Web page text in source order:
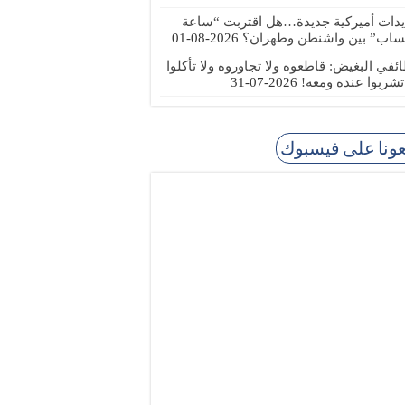
أميركية جديدة…هل اقتربت “ساعة
بين واشنطن وطهران؟ 2026-08-01
البغيض: قاطعوه ولا تجاوروه ولا تأكلوا
تشربوا عنده ومعه! 2026-07-31
على فيسبوك